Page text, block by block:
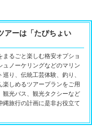
アーは「たびちょい
まるごと楽しむ格安オプショ
ノーケリングなどのマリン
り、伝統工芸体験、釣り、
しめるツアープランをご用
観光バス、観光タクシーなど
旅行の計画に是非お役立て